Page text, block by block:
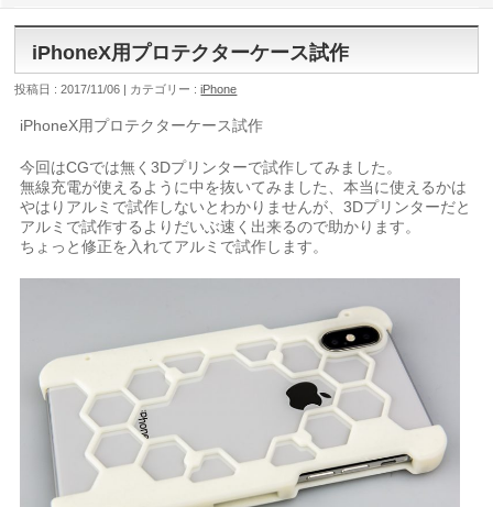
iPhoneX用プロテクターケース試作
投稿日 : 2017/11/06 | カテゴリー :iPhone
iPhoneX用プロテクターケース試作
今回はCGでは無く3Dプリンターで試作してみました。
無線充電が使えるように中を抜いてみました、本当に使えるかは
やはりアルミで試作しないとわかりませんが、3Dプリンターだと
アルミで試作するよりだいぶ速く出来るので助かります。
ちょっと修正を入れてアルミで試作します。